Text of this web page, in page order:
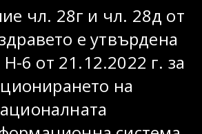
чл. 28г и чл. 28д от
е утвърдена
6 от 21.12.2022 г. за
на